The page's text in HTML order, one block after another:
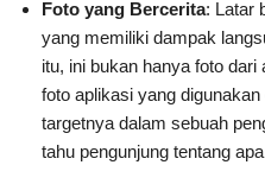
Foto yang Bercerita: Latar
yang memiliki dampak
itu, ini bukan hanya foto
foto aplikasi yang
targetnya dalam sebuah
tahu pengunjung tentang